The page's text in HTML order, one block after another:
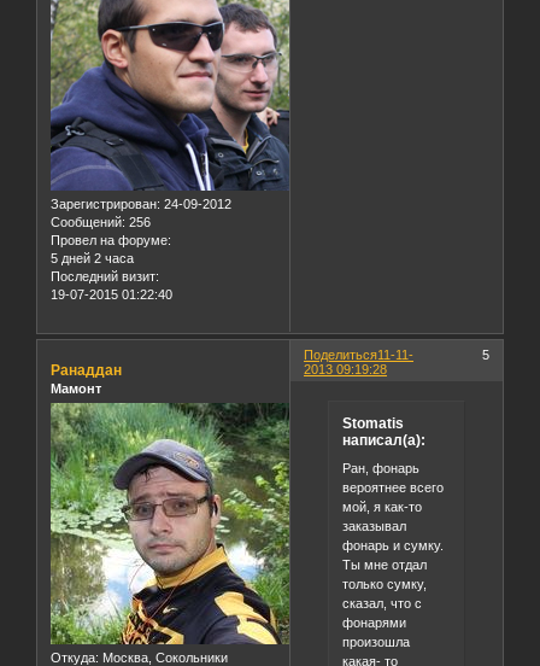
Зарегистрирован: 24-09-2012
Сообщений: 256
Провел на форуме:
5 дней 2 часа
Последний визит:
19-07-2015 01:22:40
Поделиться 5
11-11-
2013 09:19:28
Ранаддан
Мамонт
Откуда: Москва, Сокольники
Stomatis
написал(а):
Ран, фонарь
вероятнее всего
мой, я как-то
заказывал
фонарь и сумку.
Ты мне отдал
только сумку,
сказал, что с
фонарями
произошла
какая- то